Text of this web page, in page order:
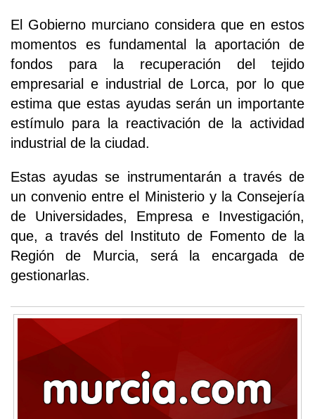
El Gobierno murciano considera que en estos
momentos es fundamental la aportación de
fondos para la recuperación del tejido
empresarial e industrial de Lorca, por lo que
estima que estas ayudas serán un importante
estímulo para la reactivación de la actividad
industrial de la ciudad.
Estas ayudas se instrumentarán a través de
un convenio entre el Ministerio y la Consejería
de Universidades, Empresa e Investigación,
que, a través del Instituto de Fomento de la
Región de Murcia, será la encargada de
gestionarlas.